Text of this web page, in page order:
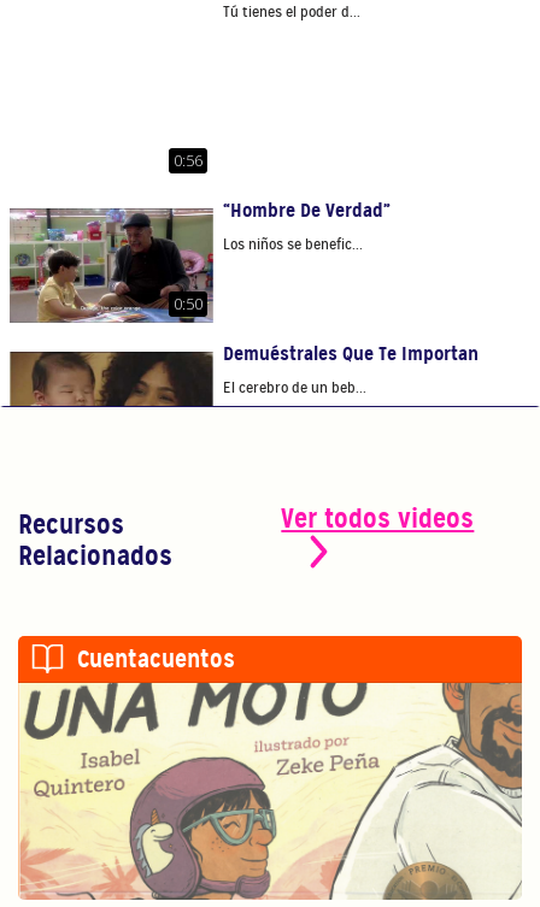
0:56
Tú tienes el poder d...
0:50
“Hombre De Verdad”
Los niños se benefic...
Demuéstrales Que Te Importan
El cerebro de un beb...
Nunca es tarde para ...
0:40
¡Cree En Tí!
1:01
¡Lee A Donde Sea Que Vayas!
Practica la lectura ...
Recursos
Relacionados
Ver todos videos
Cuentacuentos